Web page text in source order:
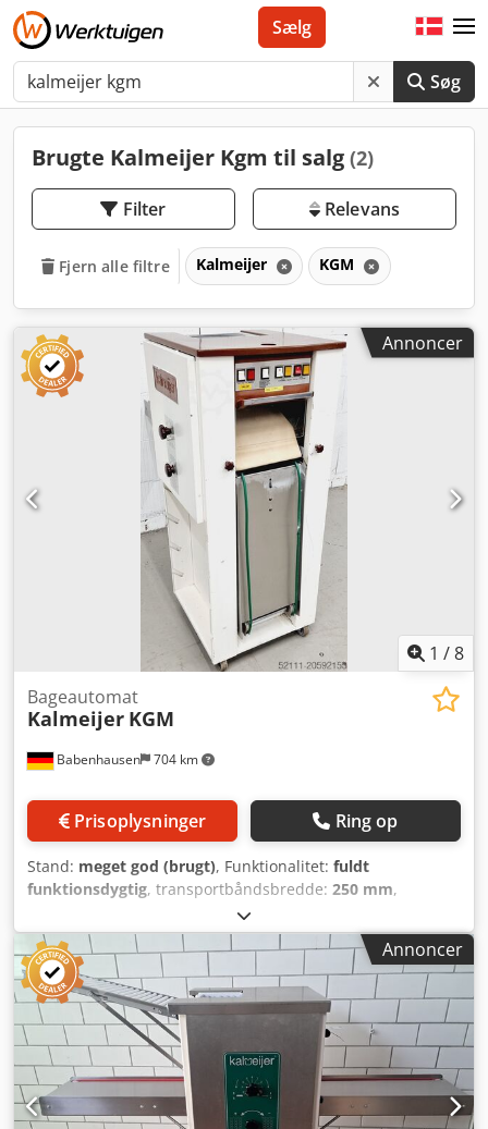
Søg
Sælg
Brugte Kalmeijer Kgm til salg (2)
Filter Relevans
Fjern alle filtre Kalmeijer KGM
Annoncer
1 /8
Babenhausen 704 km
Bageautomat
Kalmeijer KGM
Prisoplysninger Ring op
Stand: meget god (brugt), Funktionalitet: fuldt
funktionsdygtig, transportbåndsbredde: 250 mm,
, samlet længde:
arbejdsbredde:250 mm, samlet bredde:560 mm, total
højde:1.230 mm, bordlængde:800 mm
, DGUV-certificeret
indtil:09/2027, Bagemaskine Kalmeijer KGM med
varmesystem, pladeføring med "stop og start"-funktion & 1
formvals Maskinen er mobil Tilslutning 400V, 16A-CEE-stik
Mål: 560 x 570 x 1230 mm, BxDxH Brugt maskine, rengjort
Kvalitet fra en specialiseret virksomhed! Udnyt mere end
35 års erfaring! Yderligere formvals Bageplader
Serviceaftale Leveringsservice Instruktion og idriftsættelse
Annoncer